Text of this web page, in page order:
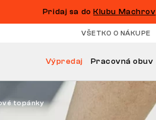
Pridaj sa doKlubu Machrov
VŠETKO O NÁKUPE
Výpredaj Pracovná obuv
topánky